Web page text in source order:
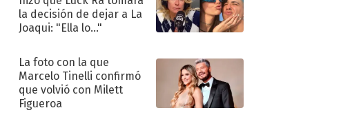
la decisión de dejar a La
Joaqui: "Ella lo..."
La foto con la que
Marcelo Tinelli confirmó
que volvió con Milett
Figueroa